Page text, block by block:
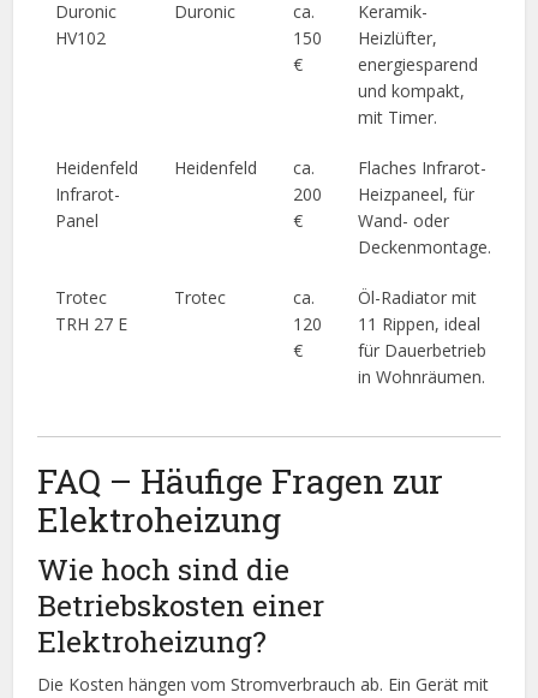
Duronic
HV102
Duronic
ca.
150
€
Keramik-
Heizlüfter,
energiesparend
und kompakt,
mit Timer.
Heidenfeld
Infrarot-
Panel
Heidenfeld
ca.
200
€
Flaches Infrarot-
Heizpaneel, für
Wand- oder
Deckenmontage.
Trotec
TRH 27 E
Trotec
ca.
120
€
Öl-Radiator mit
11 Rippen, ideal
für Dauerbetrieb
in Wohnräumen.
FAQ – Häufige Fragen zur
Elektroheizung
Wie hoch sind die
Betriebskosten einer
Elektroheizung?
Die Kosten hängen vom Stromverbrauch ab. Ein Gerät mit